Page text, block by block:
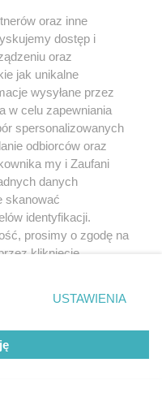
dziennie.
i owoce
TEKST SPONSOROWANY
oraz inne
dostęp i
oraz
jak unikalne
wysyłane przez
w celu zapewniania
spersonalizowanych
odbiorców oraz
my i Zaufani
danych
skanować
identyfikacji.
prosimy o zgodę na
kliknięcie
ustawień prywatności
strony
wymagają zgody
się takiemu
zastosowanie tylko
USTAWIENIA